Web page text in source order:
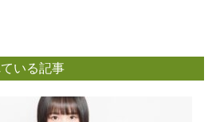
いる記事